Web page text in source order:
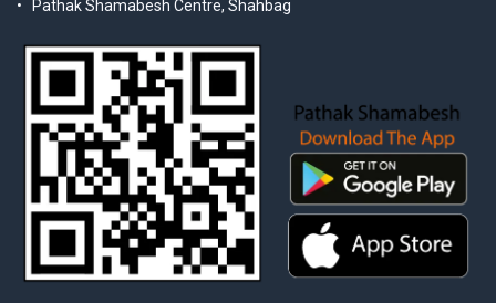
Pathak Shamabesh Centre, Shahbag